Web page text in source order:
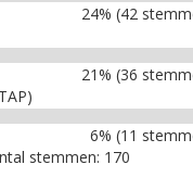
24% (42
21% (36
6% (11
stemmen: 170